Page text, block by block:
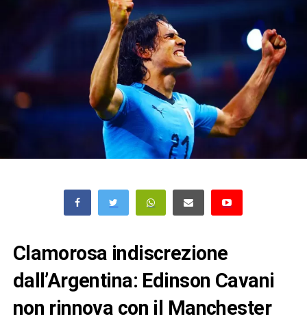
Clamorosa indiscrezione
dall’Argentina: Edinson Cavani
non rinnova con il Manchester